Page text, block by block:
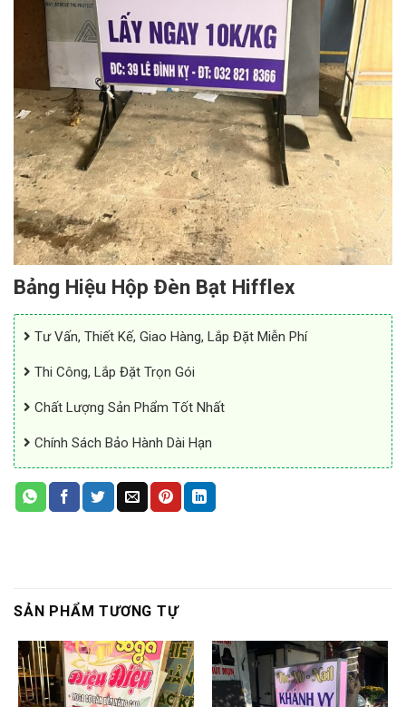
Bảng Hiệu Hộp Đèn Bạt Hifflex
Tư Vấn, Thiết Kế, Giao Hàng, Lắp Đặt Miễn Phí
Thi Công, Lắp Đặt Trọn Gói
Chất Lượng Sản Phẩm Tốt Nhất
Chính Sách Bảo Hành Dài Hạn
SẢN PHẨM TƯƠNG TỰ